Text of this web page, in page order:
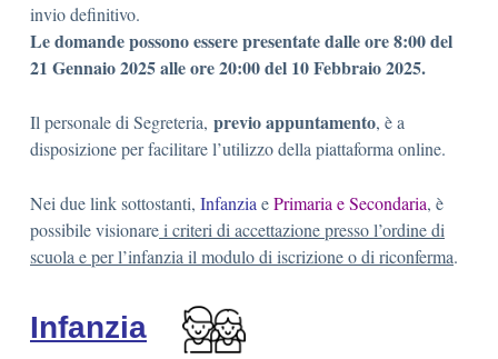
invio definitivo.
Le domande possono essere presentate dalle ore 8:00 del
21 Gennaio 2025 alle ore 20:00 del 10 Febbraio 2025.
Il personale di Segreteria, previo appuntamento, è a
disposizione per facilitare l’utilizzo della piattaforma online.
Nei due link sottostanti, Infanzia ePrimaria e Secondaria, è
possibile visionarei criteri di accettazione presso l’ordine di
scuola e per l’infanzia il modulo di iscrizione o di riconferma.
Infanzia